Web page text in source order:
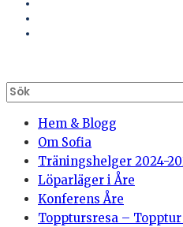
Hem & Blogg
Om Sofia
Träningshelger 2024-
Löparläger i Åre
Konferens Åre
Topptursresa –